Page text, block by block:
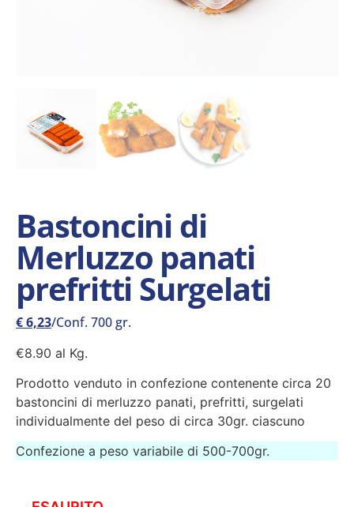
Bastoncini di
Merluzzo panati
prefritti Surgelati
€6,23/Conf. 700 gr.
€8.90 al Kg.
Prodotto venduto in confezione contenente circa 20
bastoncini di merluzzo panati, prefritti, surgelati
individualmente del peso di circa 30gr. ciascuno
Confezione a peso variabile di 500-700gr.